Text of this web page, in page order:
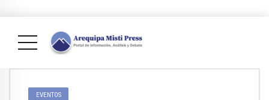
EVENTOS